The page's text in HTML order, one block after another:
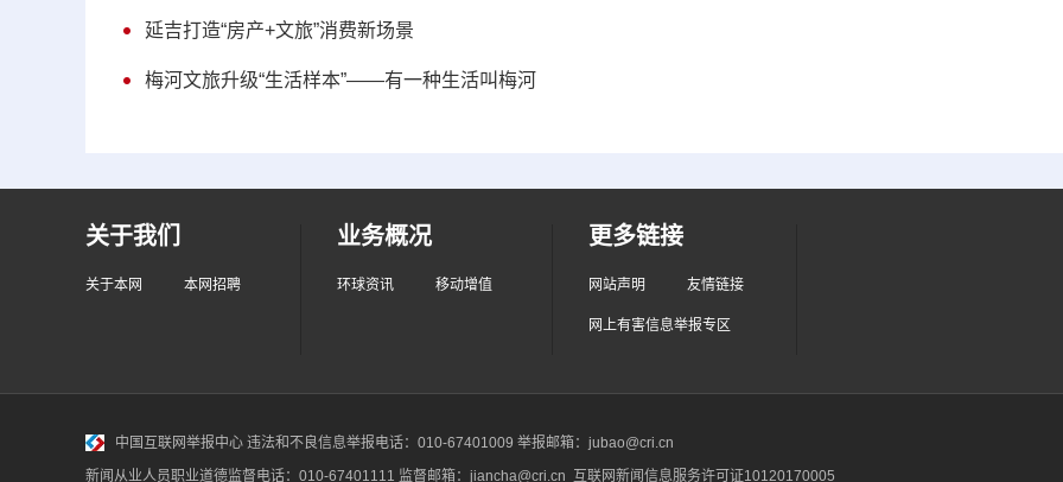
延吉打造“房产+文旅”消费新场景
梅河文旅升级“生活样本”——有一种生活叫梅河
关于我们
关于本网 本网招聘
业务概况
环球资讯 移动增值
更多链接
网站声明 友情链接
网上有害信息举报专区
中国互联网举报中心 违法和不良信息举报电话：010-67401009 举报邮箱：jubao@cri.cn
新闻从业人员职业道德监督电话：010-67401111 监督邮箱：jiancha@cri.cn 互联网新闻信息服务许可证10120170005